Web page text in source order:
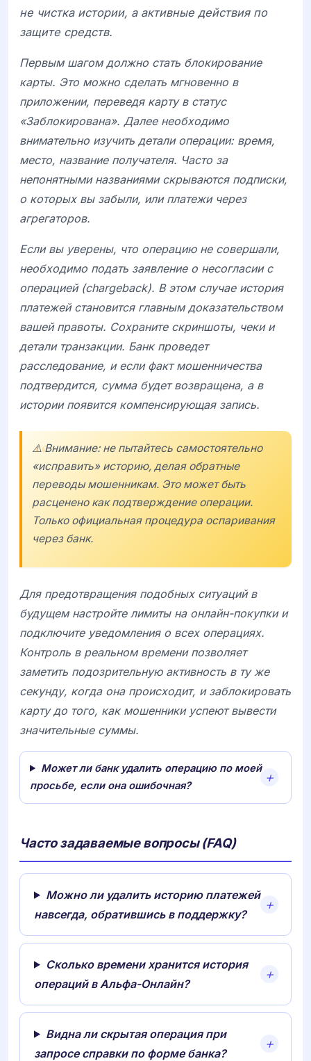
не чистка истории, а активные действия по
защите средств.
Первым шагом должно стать блокирование
карты. Это можно сделать мгновенно в
приложении, переведя карту в статус
«Заблокирована». Далее необходимо
внимательно изучить детали операции: время,
место, название получателя. Часто за
непонятными названиями скрываются подписки,
о которых вы забыли, или платежи через
агрегаторов.
Если вы уверены, что операцию не совершали,
необходимо подать заявление о несогласии с
операцией (chargeback). В этом случае история
платежей становится главным доказательством
вашей правоты. Сохраните скриншоты, чеки и
детали транзакции. Банк проведет
расследование, и если факт мошенничества
подтвердится, сумма будет возвращена, а в
истории появится компенсирующая запись.
⚠️ Внимание: не пытайтесь самостоятельно
«исправить» историю, делая обратные
переводы мошенникам. Это может быть
расценено как подтверждение операции.
Только официальная процедура оспаривания
через банк.
Для предотвращения подобных ситуаций в
будущем настройте лимиты на онлайн-покупки и
подключите уведомления о всех операциях.
Контроль в реальном времени позволяет
заметить подозрительную активность в ту же
секунду, когда она происходит, и заблокировать
карту до того, как мошенники успеют вывести
значительные суммы.
Может ли банк удалить операцию по моей
просьбе, если она ошибочная?
Часто задаваемые вопросы (FAQ)
Можно ли удалить историю платежей
навсегда, обратившись в поддержку?
Сколько времени хранится история
операций в Альфа-Онлайн?
Видна ли скрытая операция при
запросе справки по форме банка?